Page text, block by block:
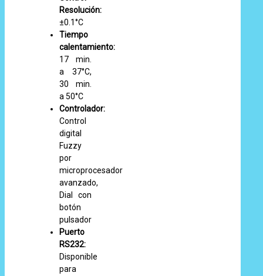
Resolución:
±0.1°C
Tiempo
calentamiento:
17 min.
a 37°C,
30 min.
a 50°C
Controlador:
Control
digital
Fuzzy
por
microprocesador
avanzado,
Dial con
botón
pulsador
Puerto
RS232:
Disponible
para